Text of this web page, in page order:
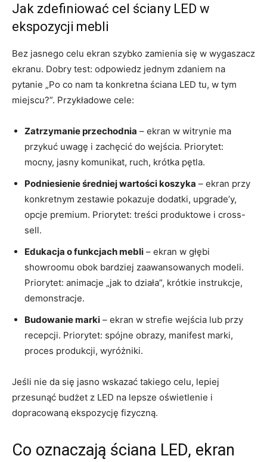
Jak zdefiniować cel ściany LED w
ekspozycji mebli
Bez jasnego celu ekran szybko zamienia się w wygaszacz
ekranu. Dobry test: odpowiedz jednym zdaniem na
pytanie „Po co nam ta konkretna ściana LED tu, w tym
miejscu?”. Przykładowe cele:
Zatrzymanie przechodnia – ekran w witrynie ma
przykuć uwagę i zachęcić do wejścia. Priorytet:
mocny, jasny komunikat, ruch, krótka pętla.
Podniesienie średniej wartości koszyka – ekran przy
konkretnym zestawie pokazuje dodatki, upgrade’y,
opcje premium. Priorytet: treści produktowe i cross-
sell.
Edukacja o funkcjach mebli – ekran w głębi
showroomu obok bardziej zaawansowanych modeli.
Priorytet: animacje „jak to działa”, krótkie instrukcje,
demonstracje.
Budowanie marki – ekran w strefie wejścia lub przy
recepcji. Priorytet: spójne obrazy, manifest marki,
proces produkcji, wyróżniki.
Jeśli nie da się jasno wskazać takiego celu, lepiej
przesunąć budżet z LED na lepsze oświetlenie i
dopracowaną ekspozycję fizyczną.
Co oznaczają ściana LED, ekran